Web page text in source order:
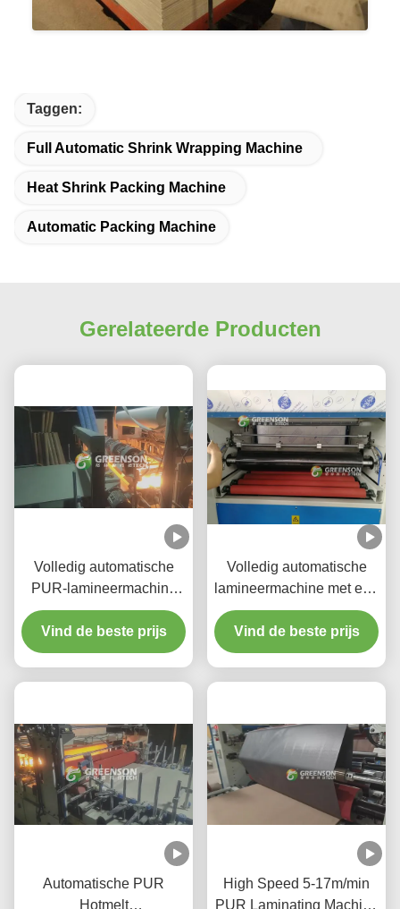
Taggen:
Full Automatic Shrink Wrapping Machine
Heat Shrink Packing Machine
Automatic Packing Machine
Gerelateerde Producten
Volledig automatische
PUR-lamineermachine
voor warm gesmolten lijm
met een
productiesnelheid van 5-
Vind de beste prijs
Volledig automatische
lamineermachine met een
productiesnelheid van 5-
17 m/min, PLC-besturing
en milieuvriendelijke
Vind de beste prijs
Automatische PUR
Hotmelt
High Speed 5-17m/min
PUR Laminating Machine